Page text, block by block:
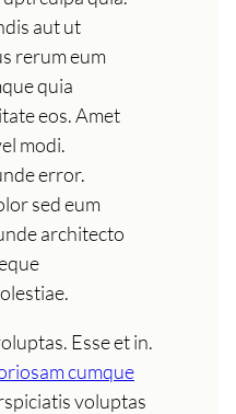
aut ut
rerum eum
quia
eos. Amet
modi.
error.
sed eum
architecto
Esse et in.
cumque
voluptas